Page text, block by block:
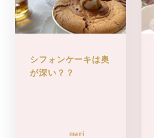
シフォンケーキは奥
が深い？？
mari